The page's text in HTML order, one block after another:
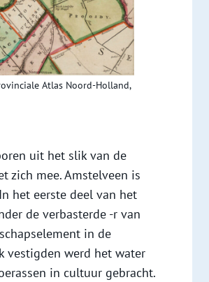
Atlas Noord-Holland,
uit het slik van de
zich mee. Amstelveen is
het eerste deel van het
de verbasterde -r van
in de
vestigden werd het water
in cultuur gebracht.